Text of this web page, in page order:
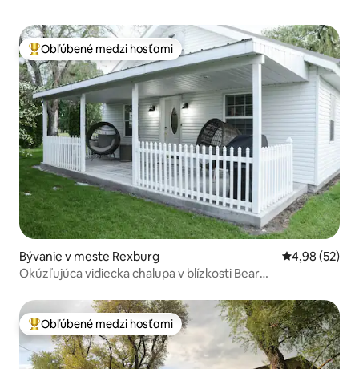
Najobľúbenejšie medzi hosťami
Obľúbené medzi hosťami
Bývanie v meste Rexburg Priemerné
4,98 (52)
Okúzľujúca vidiecka chalupa v blízkosti Bear
Najobľúbenejšie medzi hosťami
Obľúbené medzi hosťami